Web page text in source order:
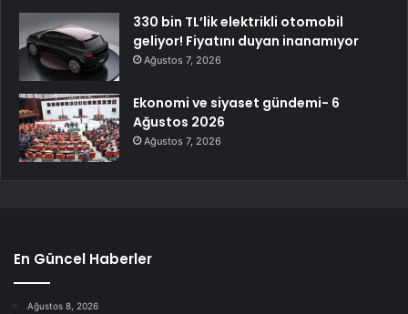
330 bin TL’lik elektrikli otomobil
geliyor! Fiyatını duyan inanamıyor
Ağustos 7, 2026
Ekonomi ve siyaset gündemi- 6
Ağustos 2026
Ağustos 7, 2026
En Güncel Haberler
Ağustos 8, 2026